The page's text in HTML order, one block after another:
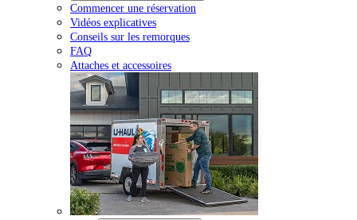
Commencer une réservation
Vidéos explicatives
Conseils sur les remorques
FAQ
Attaches et accessoires